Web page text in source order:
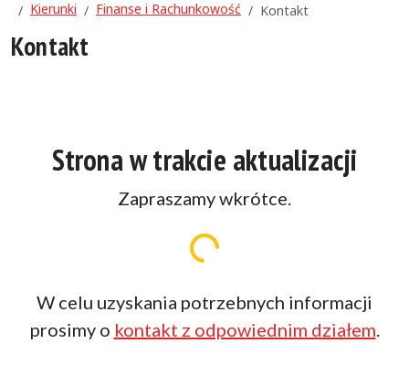
Kierunki
Finanse i Rachunkowość Kontakt
Kontakt
Strona w trakcie aktualizacji
Zapraszamy wkrótce.
Ładowanie...
W celu uzyskania potrzebnych informacji
prosimy o kontakt z odpowiednim działem.